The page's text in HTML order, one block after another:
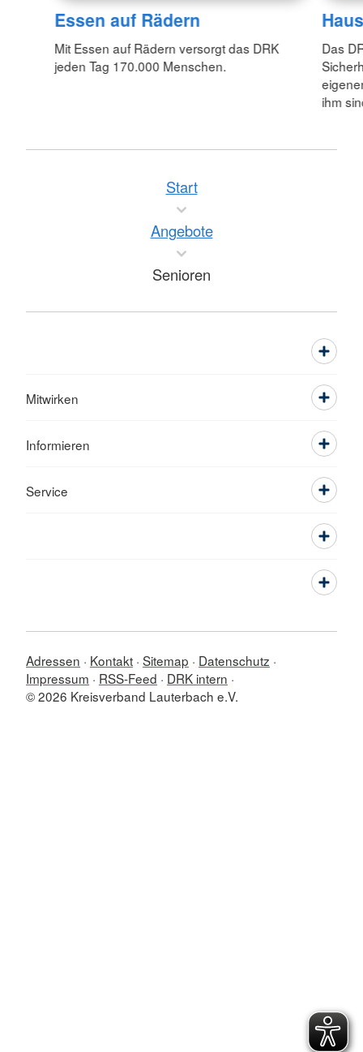
Essen auf Rädern
Mit Essen auf Rädern versorgt das DRK
jeden Tag 170.000 Menschen.
Das
ihm
Start
Angebote
Senioren
Mitwirken
Informieren
Service
Adressen Kontakt Sitemap
Datenschutz
Impressum
RSS-Feed
DRK intern
© 2026 Kreisverband Lauterbach e.V.